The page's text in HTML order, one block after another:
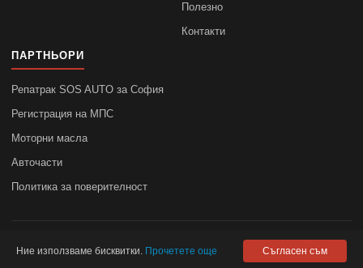
Полезно
Контакти
ПАРТНЬОРИ
Репатрак SOS AUTO за София
Регистрация на МПС
Моторни масла
Авточасти
Политика за поверителност
autodata.bg не носи отговорност за точността на данните.
Ние използваме бисквитки. Прочетете още Съгласен съм